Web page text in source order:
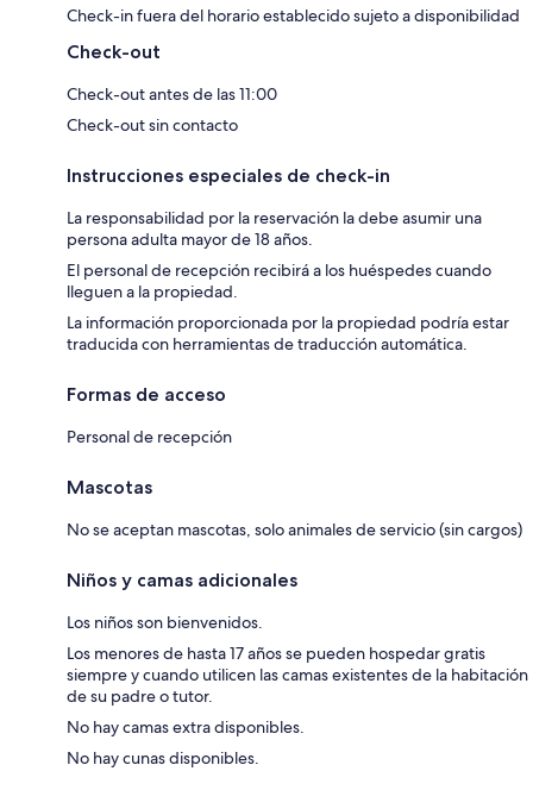
Check-in fuera del horario establecido sujeto a disponibilidad
Check-out
Check-out antes de las 11:00
Check-out sin contacto
Instrucciones especiales de check-in
La responsabilidad por la reservación la debe asumir una
persona adulta mayor de 18 años.
El personal de recepción recibirá a los huéspedes cuando
lleguen a la propiedad.
La información proporcionada por la propiedad podría estar
traducida con herramientas de traducción automática.
Formas de acceso
Personal de recepción
Mascotas
No se aceptan mascotas, solo animales de servicio (sin cargos)
Niños y camas adicionales
Los niños son bienvenidos.
Los menores de hasta 17 años se pueden hospedar gratis
siempre y cuando utilicen las camas existentes de la habitación
de su padre o tutor.
No hay camas extra disponibles.
No hay cunas disponibles.